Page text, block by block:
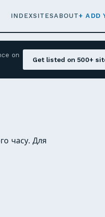
INDEXSITESABOUT+ ADD
on
Get listed on 500+
часу. Для